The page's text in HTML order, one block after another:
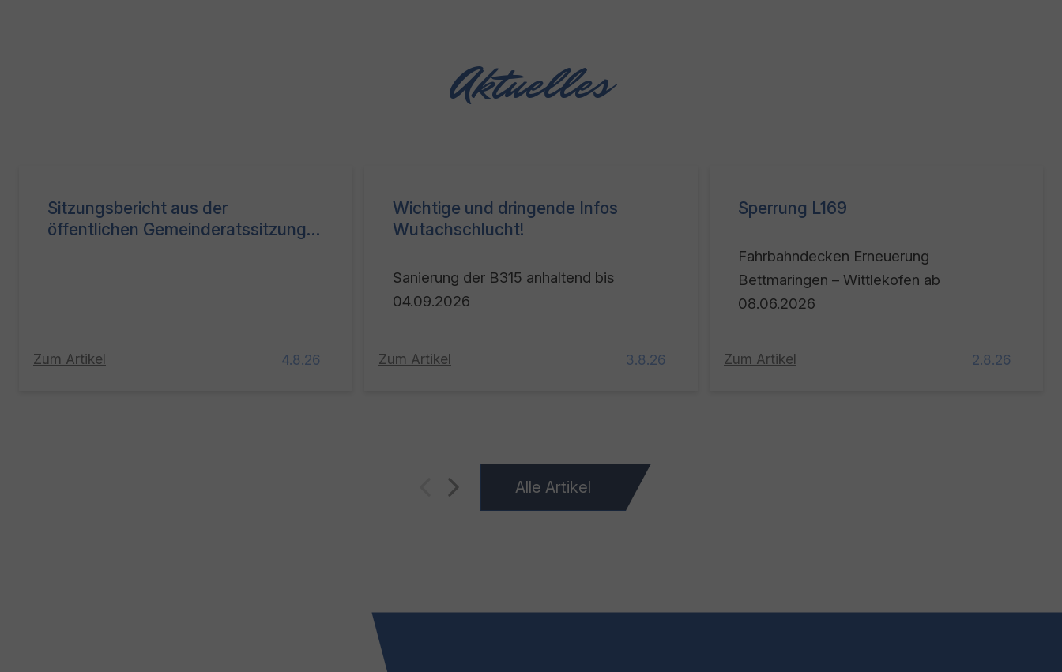
Aktuelles
Sitzungsbericht aus der
öffentlichen Gemeinderatssitzung
4.8.26
Zum Artikel
Wichtige und dringende Infos
Wutachschlucht!
3.8.26
Sanierung der B315 anhaltend bis
04.09.2026
Zum Artikel
Sperrung L169
2.8.26
Fahrbahndecken Erneuerung
Bettmaringen – Wittlekofen ab
08.06.2026
Zum Artikel
Alle Artikel